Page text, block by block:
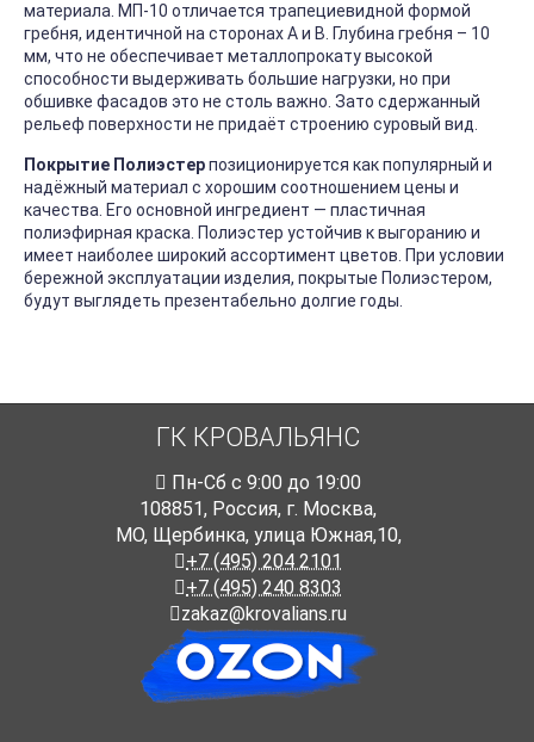
материала. МП-10 отличается трапециевидной формой
гребня, идентичной на сторонах А и В. Глубина гребня – 10
мм, что не обеспечивает металлопрокату высокой
способности выдерживать большие нагрузки, но при
обшивке фасадов это не столь важно. Зато сдержанный
рельеф поверхности не придаёт строению суровый вид.
Покрытие Полиэстерпозиционируется как популярный и
надёжный материал с хорошим соотношением цены и
качества. Его основной ингредиент — пластичная
полиэфирная краска. Полиэстер устойчив к выгоранию и
имеет наиболее широкий ассортимент цветов. При условии
бережной эксплуатации изделия, покрытые Полиэстером,
будут выглядеть презентабельно долгие годы.
ГК КРОВАЛЬЯНС
Пн-Cб с 9:00 до 19:00
108851, Россия, г. Москва,
МО, Щербинка, улица Южная,10,
+7 (495) 204 2101
+7 (495) 240 8303
zakaz@krovalians.ru